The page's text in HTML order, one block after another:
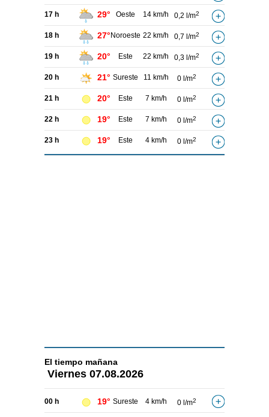
17 h 29° Oeste 14 km/h 0,2 l/m2
18 h 27° Noroeste 22 km/h 0,7 l/m2
19 h 20° Este 22 km/h 0,3 l/m2
20 h 21° Sureste 11 km/h 0 l/m2
21 h 20° Este 7 km/h 0 l/m2
22 h 19° Este 7 km/h 0 l/m2
23 h 19° Este 4 km/h 0 l/m2
El tiempo mañana
Viernes 07.08.2026
00 h 19° Sureste 4 km/h 0 l/m2